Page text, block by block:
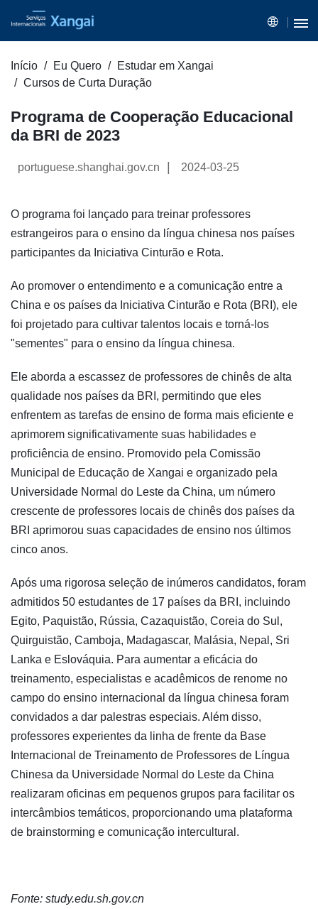
Início Eu Quero
Estudar em Xangai
Cursos de Curta Duração
Programa de Cooperação Educacional
da BRI de 2023
portuguese.shanghai.gov.cn 2024-03-25
O programa foi lançado para treinar professores
estrangeiros para o ensino da língua chinesa nos países
participantes da Iniciativa Cinturão e Rota.
Ao promover o entendimento e a comunicação entre a
China e os países da Iniciativa Cinturão e Rota (BRI), ele
foi projetado para cultivar talentos locais e torná-los
"sementes" para o ensino da língua chinesa.
Ele aborda a escassez de professores de chinês de alta
qualidade nos países da BRI, permitindo que eles
enfrentem as tarefas de ensino de forma mais eficiente e
aprimorem significativamente suas habilidades e
proficiência de ensino. Promovido pela Comissão
Municipal de Educação de Xangai e organizado pela
Universidade Normal do Leste da China, um número
crescente de professores locais de chinês dos países da
BRI aprimorou suas capacidades de ensino nos últimos
cinco anos.
Após uma rigorosa seleção de inúmeros candidatos, foram
admitidos 50 estudantes de 17 países da BRI, incluindo
Egito, Paquistão, Rússia, Cazaquistão, Coreia do Sul,
Quirguistão, Camboja, Madagascar, Malásia, Nepal, Sri
Lanka e Eslováquia. Para aumentar a eficácia do
treinamento, especialistas e acadêmicos de renome no
campo do ensino internacional da língua chinesa foram
convidados a dar palestras especiais. Além disso,
professores experientes da linha de frente da Base
Internacional de Treinamento de Professores de Língua
Chinesa da Universidade Normal do Leste da China
realizaram oficinas em pequenos grupos para facilitar os
intercâmbios temáticos, proporcionando uma plataforma
de brainstorming e comunicação intercultural.
Fonte: study.edu.sh.gov.cn